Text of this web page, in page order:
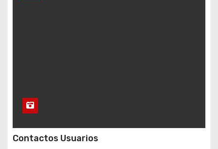
Contactos Usuarios